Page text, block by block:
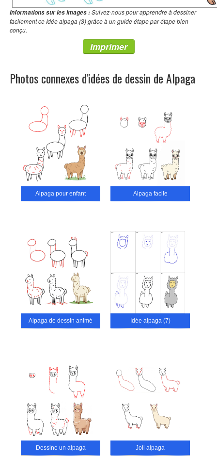
Informations sur les images :Suivez-nous pour apprendre à dessiner
facilement ce Idée alpaga (3) grâce à un guide étape par étape bien
conçu.
Imprimer
Photos connexes d'idées de dessin de Alpaga
Alpaga pour enfant Alpaga facile
Alpaga de dessin animé Idée alpaga (7)
Dessine un alpaga Joli alpaga